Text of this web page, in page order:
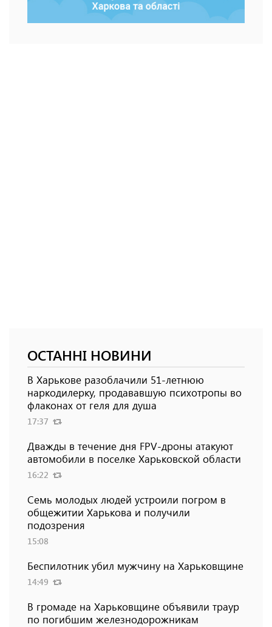
ОСТАННІ НОВИНИ
В Харькове разоблачили 51-летнюю
наркодилерку, продававшую психотропы во
флаконах от геля для душа
17:37
Дважды в течение дня FPV-дроны атакуют
автомобили в поселке Харьковской области
16:22
Семь молодых людей устроили погром в
общежитии Харькова и получили
подозрения
15:08
Беспилотник убил мужчину на Харьковщине
14:49
В громаде на Харьковщине объявили траур
по погибшим железнодорожникам